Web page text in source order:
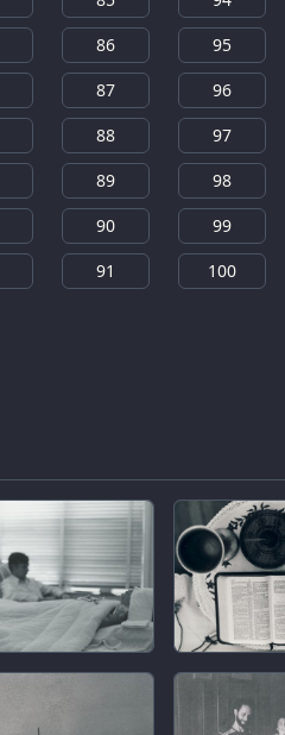
86
87
88
89
90
91
95
96
97
98
99
100